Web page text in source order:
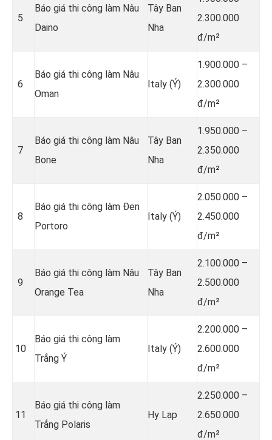
5
Báo giá thi công làm Nâu
Daino
Tây Ban
Nha
2.300.000
đ/m²
6
Báo giá thi công làm Nâu
Oman
Italy (Ý)
1.900.000 –
2.300.000
đ/m²
7
Báo giá thi công làm Nâu
Bone
Tây Ban
Nha
1.950.000 –
2.350.000
đ/m²
8
Báo giá thi công làm Đen
Portoro
Italy (Ý)
2.050.000 –
2.450.000
đ/m²
9
Báo giá thi công làm Nâu
Orange Tea
Tây Ban
Nha
2.100.000 –
2.500.000
đ/m²
10
Báo giá thi công làm
Trắng Ý
Italy (Ý)
2.200.000 –
2.600.000
đ/m²
11
Báo giá thi công làm
Trắng Polaris
Hy Lạp
2.250.000 –
2.650.000
đ/m²